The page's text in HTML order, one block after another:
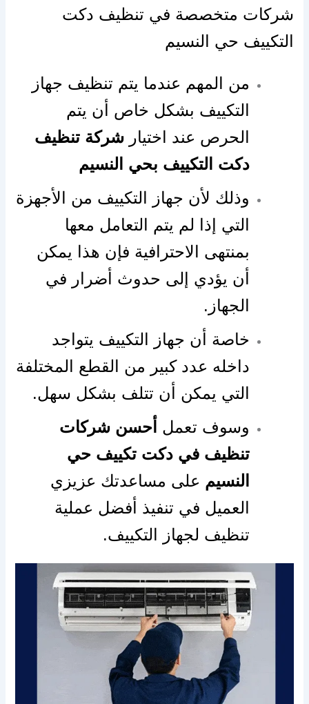
شركات متخصصة في تنظيف دكت
التكييف حي النسيم
من المهم عندما يتم تنظيف جهاز
التكييف بشكل خاص أن يتم
الحرص عند اختيارشركة تنظيف
دكت التكييف بحي النسيم
وذلك لأن جهاز التكييف من الأجهزة
التي إذا لم يتم التعامل معها
بمنتهى الاحترافية فإن هذا يمكن
أن يؤدي إلى حدوث أضرار في
الجهاز.
خاصة أن جهاز التكييف يتواجد
داخله عدد كبير من القطع المختلفة
التي يمكن أن تتلف بشكل سهل.
وسوف تعمل أحسن شركات
تنظيف في دكت تكييف حي
النسيم على مساعدتك عزيزي
العميل في تنفيذ أفضل عملية
تنظيف لجهاز التكييف.